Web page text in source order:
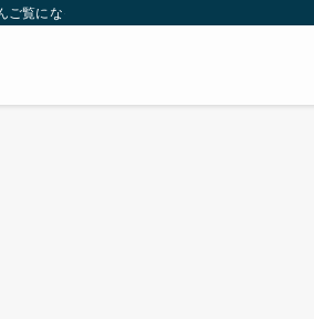
覧になっていってください。